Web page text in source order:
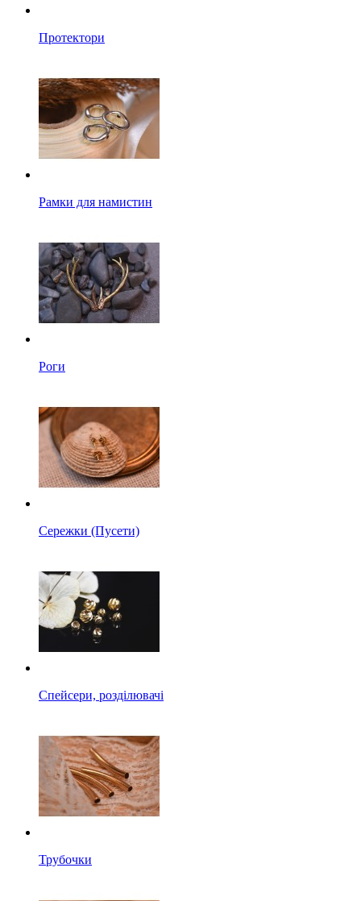
Протектори
Рамки для намистин
Роги
Сережки (Пусети)
Спейсери, розділювачі
Трубочки